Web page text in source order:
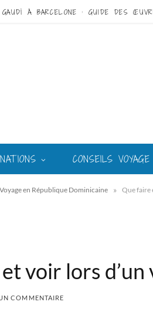
CONSEILS VOYAGE
Voyage en République Dominicaine » Que faire
voir lors d’un
COMMENTAIRE